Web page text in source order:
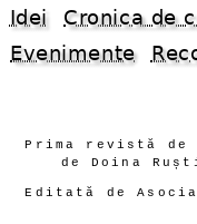
Idei Cronica de
Evenimente
Prima revistă
de Doina
Editată de